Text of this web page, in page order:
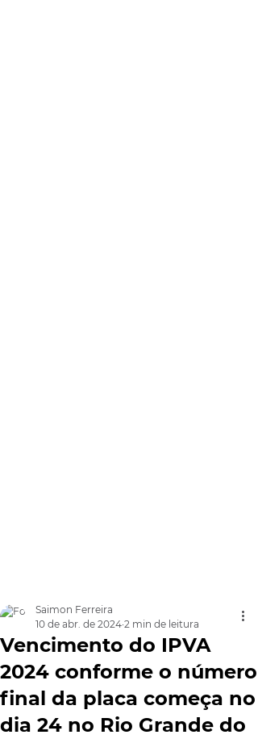
Vencimento do IPVA
2024 conforme o número
final da placa começa no
dia 24 no Rio Grande do
Saimon Ferreira
10 de abr. de 2024 2 min de leitura